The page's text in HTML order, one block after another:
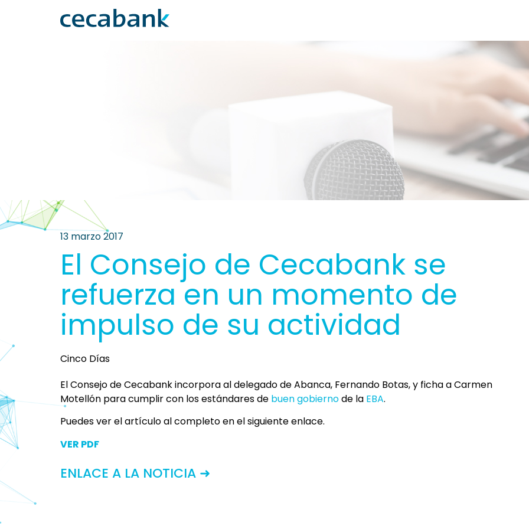
13 marzo 2017
El Consejo de Cecabank se
refuerza en un momento de
impulso de su actividad
Cinco Días
El Consejo de Cecabank incorpora al delegado de Abanca, Fernando Botas, y ficha a Carmen
Motellón para cumplir con los estándares de buen gobiernode la EBA.
Puedes ver el artículo al completo en el siguiente enlace.
VER PDF
ENLACE A LA NOTICIA ➜